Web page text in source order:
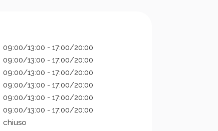
09:00/13:00 - 17:00/20:00
09:00/13:00 - 17:00/20:00
09:00/13:00 - 17:00/20:00
09:00/13:00 - 17:00/20:00
09:00/13:00 - 17:00/20:00
09:00/13:00 - 17:00/20:00
chiuso